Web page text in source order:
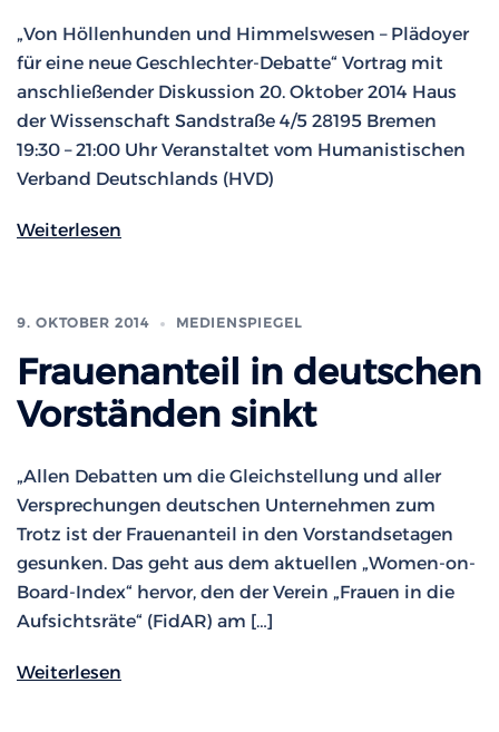
„Von Höllenhunden und Himmelswesen – Plädoyer
für eine neue Geschlechter-Debatte“ Vortrag mit
anschließender Diskussion 20. Oktober 2014 Haus
der Wissenschaft Sandstraße 4/5 28195 Bremen
19:30 – 21:00 Uhr Veranstaltet vom Humanistischen
Verband Deutschlands (HVD)
Weiterlesen
9. OKTOBER 2014 MEDIENSPIEGEL
Frauenanteil in deutschen
Vorständen sinkt
„Allen Debatten um die Gleichstellung und aller
Versprechungen deutschen Unternehmen zum
Trotz ist der Frauenanteil in den Vorstandsetagen
gesunken. Das geht aus dem aktuellen „Women-on-
Board-Index“ hervor, den der Verein „Frauen in die
Aufsichtsräte“ (FidAR) am […]
Weiterlesen